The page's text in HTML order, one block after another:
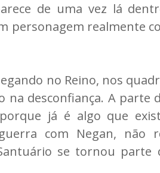
de uma vez lá
personagem realmente
no Reino, nos
na desconfiança. A parte
já é algo que
com Negan, não
se tornou parte